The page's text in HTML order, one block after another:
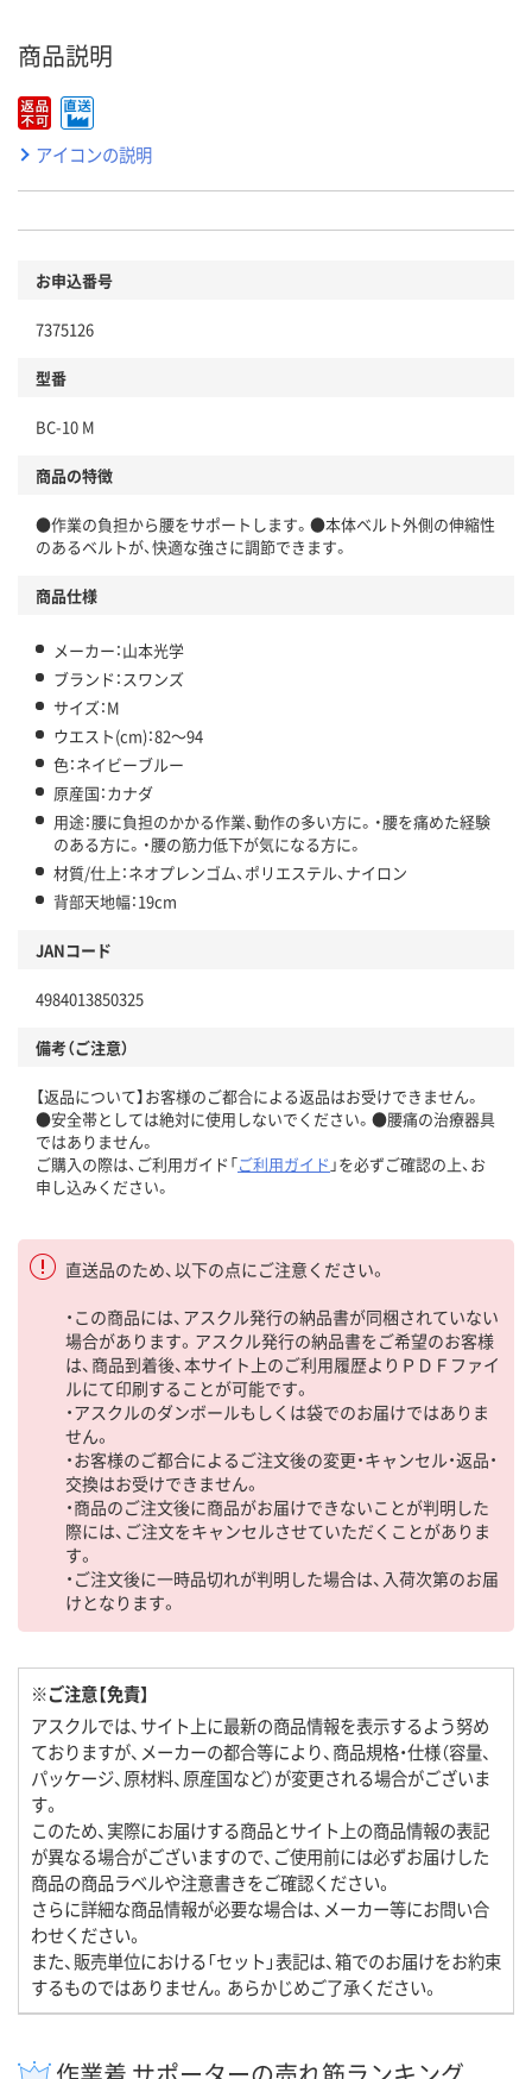
商品説明
アイコンの説明
お申込番号
7375126
型番
BC-10 M
商品の特徴
●作業の負担から腰をサポートします。●本体ベルト外側の伸縮性
のあるベルトが、快適な強さに調節できます。
商品仕様
メーカー：山本光学
ブランド：スワンズ
サイズ：M
ウエスト(cm)：82～94
色：ネイビーブルー
原産国：カナダ
用途：腰に負担のかかる作業、動作の多い方に。・腰を痛めた経験
のある方に。・腰の筋力低下が気になる方に。
材質/仕上：ネオプレンゴム、ポリエステル、ナイロン
背部天地幅：19cm
JANコード
4984013850325
備考（ご注意）
【返品について】お客様のご都合による返品はお受けできません。
●安全帯としては絶対に使用しないでください。●腰痛の治療器具
ではありません。
ご購入の際は、ご利用ガイド「ご利用ガイド 」を必ずご確認の上、お
申し込みください。
直送品のため、以下の点にご注意ください。
・この商品には、アスクル発行の納品書が同梱されていない
場合があります。アスクル発行の納品書をご希望のお客様
は、商品到着後、本サイト上のご利用履歴よりＰＤＦファイ
ルにて印刷することが可能です。
・アスクルのダンボールもしくは袋でのお届けではありま
せん。
・お客様のご都合によるご注文後の変更・キャンセル・返品・
交換はお受けできません。
・商品のご注文後に商品がお届けできないことが判明した
際には、ご注文をキャンセルさせていただくことがありま
す。
・ご注文後に一時品切れが判明した場合は、入荷次第のお届
けとなります。
※ご注意【免責】
アスクルでは、サイト上に最新の商品情報を表示するよう努め
ておりますが、メーカーの都合等により、商品規格・仕様（容量、
パッケージ、原材料、原産国など）が変更される場合がございま
す。
このため、実際にお届けする商品とサイト上の商品情報の表記
が異なる場合がございますので、ご使用前には必ずお届けした
商品の商品ラベルや注意書きをご確認ください。
さらに詳細な商品情報が必要な場合は、メーカー等にお問い合
わせください。
また、販売単位における「セット」表記は、箱でのお届けをお約束
するものではありません。あらかじめご了承ください。